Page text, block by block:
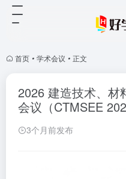
首页 • 学术会议 • 正文
2026 建造技术、材
会议（CTMSEE
3个月前发布